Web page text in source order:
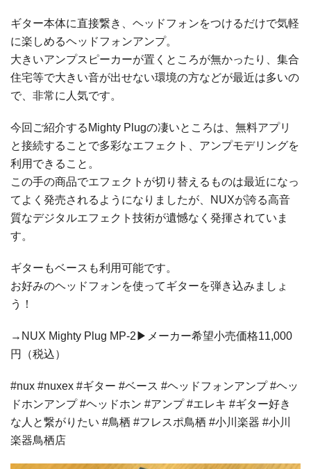
ギター本体に直接繋き、ヘッドフォンをつけるだけで気軽
に楽しめるヘッドフォンアンプ。
大きいアンプスピーカーが置くところが無かったり、集合
住宅等で大きい音が出せない環境の方などが最近は多いの
で、非常に人気です。
今回ご紹介するMighty Plugの凄いところは、無料アプリ
と接続することで多彩なエフェクト、アンプモデリングを
利用できること。
この手の商品でエフェクトが切り替えるものは最近になっ
てよく発売されるようになりましたが、NUXが誇る高音
質なデジタルエフェクト技術が遺憾なく発揮されていま
す。
ギターもベースも利用可能です。
お好みのヘッドフォンを使ってギターを弾き込みましょ
う！
→NUX Mighty Plug MP-2▶メーカー希望小売価格11,000
円（税込）
#nux #nuxex #ギター #ベース #ヘッドフォンアンプ #ヘッ
ドホンアンプ #ヘッドホン #アンプ #エレキ #ギター好き
な人と繋がりたい #鳥栖 #フレスポ鳥栖 #小川楽器 #小川
楽器鳥栖店